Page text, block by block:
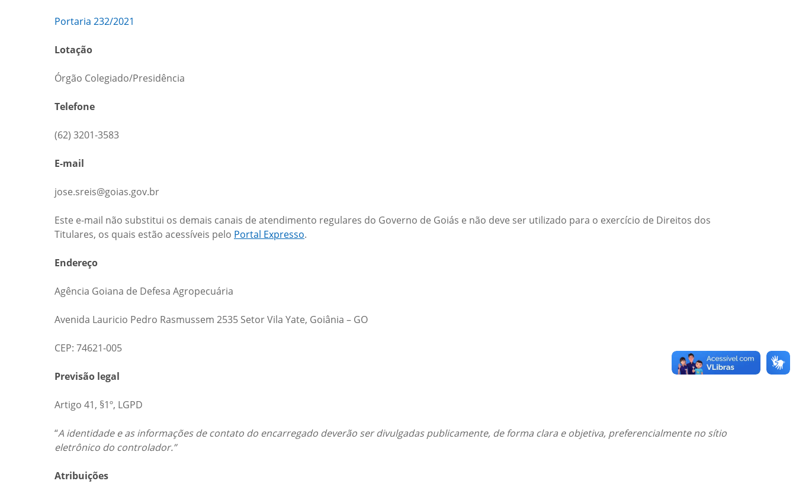
Portaria 232/2021
Lotação
Órgão Colegiado/Presidência
Telefone
(62) 3201-3583
E-mail
jose.sreis@goias.gov.br
Este e-mail não substitui os demais canais de atendimento regulares do Governo de Goiás e não deve ser utilizado para o exercício de Direitos dos
Titulares, os quais estão acessíveis pelo Portal Expresso.
Endereço
Agência Goiana de Defesa Agropecuária
Avenida Lauricio Pedro Rasmussem 2535 Setor Vila Yate, Goiânia – GO
CEP: 74621-005
Previsão legal
Artigo 41, §1º, LGPD
“A identidade e as informações de contato do encarregado deverão ser divulgadas publicamente, de forma clara e objetiva, preferencialmente no sítio
eletrônico do controlador.”
Atribuições